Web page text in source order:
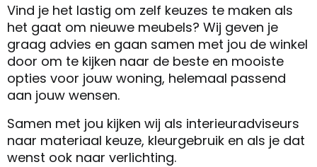
Vind je het lastig om zelf keuzes te maken als
het gaat om nieuwe meubels? Wij geven je
graag advies en gaan samen met jou de winkel
door om te kijken naar de beste en mooiste
opties voor jouw woning, helemaal passend
aan jouw wensen.
Samen met jou kijken wij als interieuradviseurs
naar materiaal keuze, kleurgebruik en als je dat
wenst ook naar verlichting.